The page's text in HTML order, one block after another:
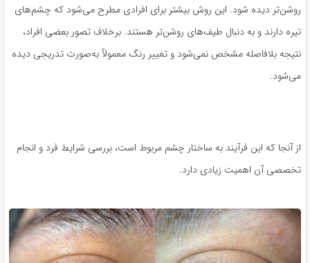
روشن‌تر دیده شود. این روش بیشتر برای افرادی مطرح می‌شود که چشم‌های
تیره دارند و به دنبال طیف‌های روشن‌تر هستند. برخلاف تصور بعضی افراد،
نتیجه بلافاصله مشخص نمی‌شود و تغییر رنگ معمولاً به‌صورت تدریجی دیده
می‌شود.
از آنجا که این فرآیند به ساختار چشم مربوط است، بررسی شرایط فرد و انجام
تخصصی آن اهمیت زیادی دارد.